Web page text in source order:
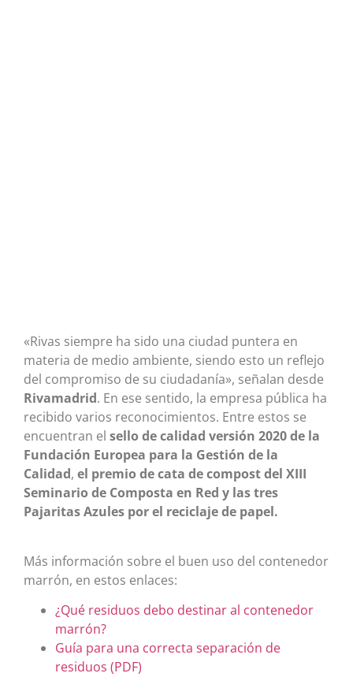
«Rivas siempre ha sido una ciudad puntera en
materia de medio ambiente, siendo esto un reflejo
del compromiso de su ciudadanía», señalan desde
Rivamadrid. En ese sentido, la empresa pública ha
recibido varios reconocimientos. Entre estos se
encuentran el sello de calidad versión 2020de la
Fundación Europea para la Gestión de la
Calidad, el premio de cata de compost del XIII
Seminario de Composta en Red y las tres
Pajaritas Azules por el reciclaje de papel.
Más información sobre el buen uso del contenedor
marrón, en estos enlaces:
¿Qué residuos debo destinar al contenedor
marrón?
Guía para una correcta separación de
residuos (PDF)